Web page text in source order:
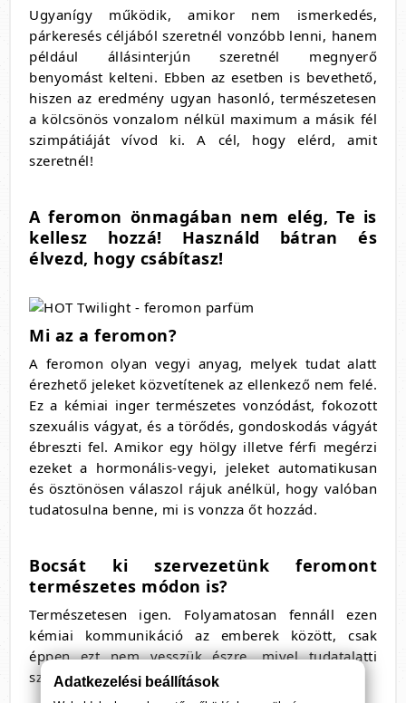
Ugyanígy működik, amikor nem ismerkedés,
párkeresés céljából szeretnél vonzóbb lenni, hanem
például állásinterjún szeretnél megnyerő
benyomást kelteni. Ebben az esetben is bevethető,
hiszen az eredmény ugyan hasonló, természetesen
a kölcsönös vonzalom nélkül maximum a másik fél
szimpátiáját vívod ki. A cél, hogy elérd, amit
szeretnél!
A feromon önmagában nem elég, Te is
kellesz hozzá! Használd bátran és
élvezd, hogy csábítasz!
Mi az a feromon?
A feromon olyan vegyi anyag, melyek tudat alatt
érezhető jeleket közvetítenek az ellenkező nem felé.
Ez a kémiai inger természetes vonzódást, fokozott
szexuális vágyat, és a törődés, gondoskodás vágyát
ébreszti fel. Amikor egy hölgy illetve férfi megérzi
ezeket a hormonális-vegyi, jeleket automatikusan
és ösztönösen válaszol rájuk anélkül, hogy valóban
tudatosulna benne, mi is vonzza őt hozzád.
Bocsát ki szervezetünk feromont
természetes módon is?
Természetesen igen. Folyamatosan fennáll ezen
kémiai kommunikáció az emberek között, csak
éppen ezt nem vesszük észre, mivel tudatalatti
szinten történik.
Adatkezelési beállítások